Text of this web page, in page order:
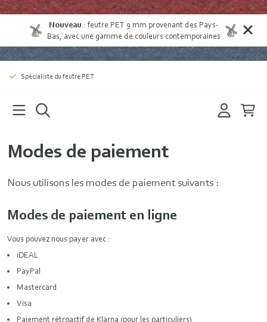
Nouveau :feutre PET 9 mm provenant des Pays-
Bas , avec une gamme de couleurs contemporaines
Spécialiste du feutre PET
Modes de paiement
Nous utilisons les modes de paiement suivants :
Modes de paiement en ligne
Vous pouvez nous payer avec :
iDEAL
PayPal
Mastercard
Visa
Paiement rétroactif de Klarna (pour les particuliers)